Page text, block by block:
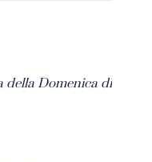
della Domenica di